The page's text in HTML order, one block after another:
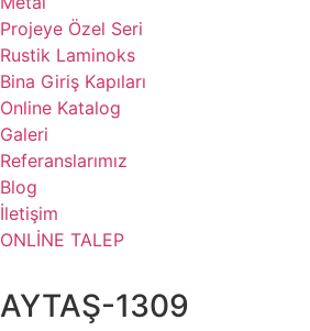
Projeye Özel Seri
Rustik Laminoks
Bina Giriş Kapıları
Online Katalog
Galeri
Referanslarımız
Blog
İletişim
ONLİNE TALEP
AYTAŞ-1309